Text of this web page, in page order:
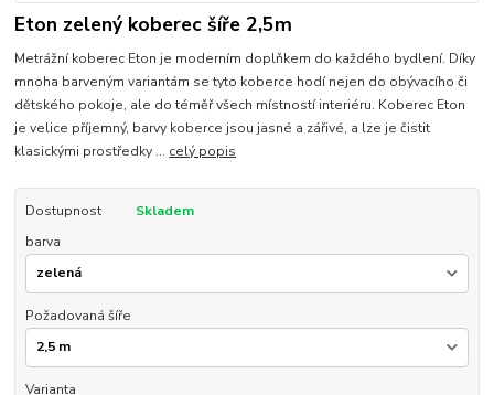
Eton zelený koberec šíře 2,5m
Metrážní koberec Eton je moderním doplňkem do každého bydlení. Díky
mnoha barveným variantám se tyto koberce hodí nejen do obývacího či
dětského pokoje, ale do téměř všech místností interiéru. Koberec Eton
je velice příjemný, barvy koberce jsou jasné a zářivé, a lze je čistit
klasickými prostředky ... celý popis
Dostupnost
Skladem
barva
Požadovaná šíře
Varianta